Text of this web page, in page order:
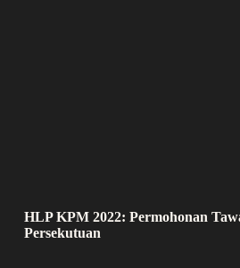
HLP KPM 2022: Permohonan
Persekutuan